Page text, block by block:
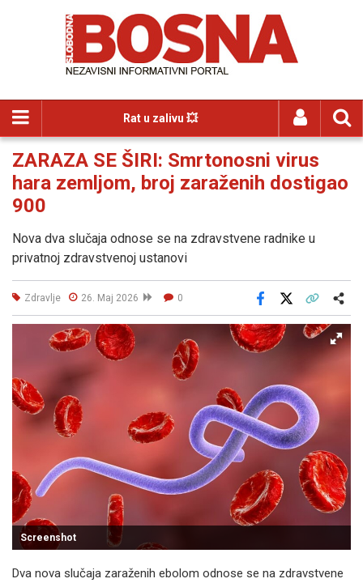
Rat u zalivu 💥
ZARAZA SE ŠIRI: Smrtonosni virus
hara zemljom, broj zaraženih dostigao
900
Nova dva slučaja odnose se na zdravstvene radnike u
privatnoj zdravstvenoj ustanovi
Zdravlje 26. Maj 2026 0
Facebook
Screenshot
Dva nova slučaja zaraženih ebolom odnose se na zdravstvene